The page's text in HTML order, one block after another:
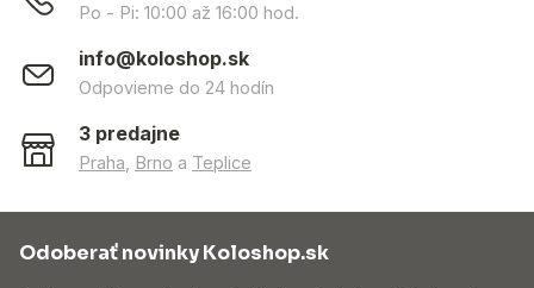
Po - Pi: 10:00 až 16:00 hod.
info@koloshop.sk
Odpovieme do 24 hodín
3 predajne
Praha Brno a Teplice
Odoberať novinky Koloshop.sk